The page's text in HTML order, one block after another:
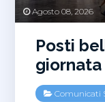
Agosto 08, 2026
Posti
Comunicati